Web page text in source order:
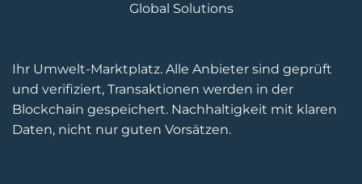
Ihr Umwelt-Marktplatz. Alle Anbieter sind geprüft
und verifiziert, Transaktionen werden in der
Blockchain gespeichert. Nachhaltigkeit mit klaren
Daten, nicht nur guten Vorsätzen.
Global Solutions